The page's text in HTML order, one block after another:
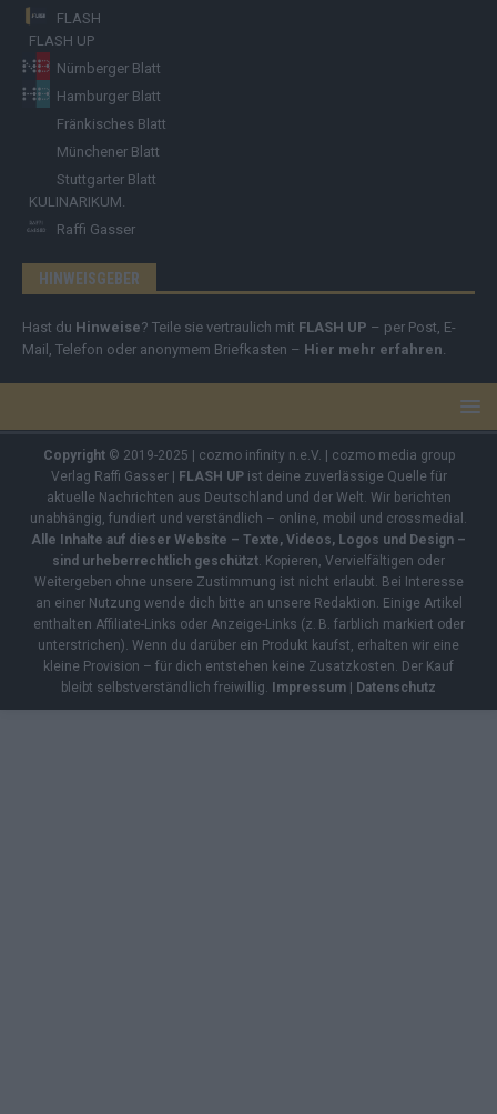
FLASH
FLASH UP
Nürnberger Blatt
Hamburger Blatt
Fränkisches Blatt
Münchener Blatt
Stuttgarter Blatt
KULINARIKUM.
Raffi Gasser
HINWEISGEBER
Hast du Hinweise? Teile sie vertraulich mit FLASH UP – per Post, E-
Mail, Telefon oder anonymem Briefkasten – Hier mehr erfahren
Copyright© 2019-2025 | cozmo infinity n.e.V. | cozmo media group
Verlag Raffi Gasser | FLASH UPist deine zuverlässige Quelle für
aktuelle Nachrichten aus Deutschland und der Welt. Wir berichten
unabhängig, fundiert und verständlich – online, mobil und crossmedial.
Alle Inhalte auf dieser Website – Texte, Videos, Logos und Design –
sind urheberrechtlich geschützt . Kopieren, Vervielfältigen oder
Weitergeben ohne unsere Zustimmung ist nicht erlaubt. Bei Interesse
an einer Nutzung wende dich bitte an unsere Redaktion. Einige Artikel
enthalten Affiliate-Links oder Anzeige-Links (z. B. farblich markiert oder
unterstrichen). Wenn du darüber ein Produkt kaufst, erhalten wir eine
kleine Provision – für dich entstehen keine Zusatzkosten. Der Kauf
bleibt selbstverständlich freiwillig. Impressum | Datenschutz